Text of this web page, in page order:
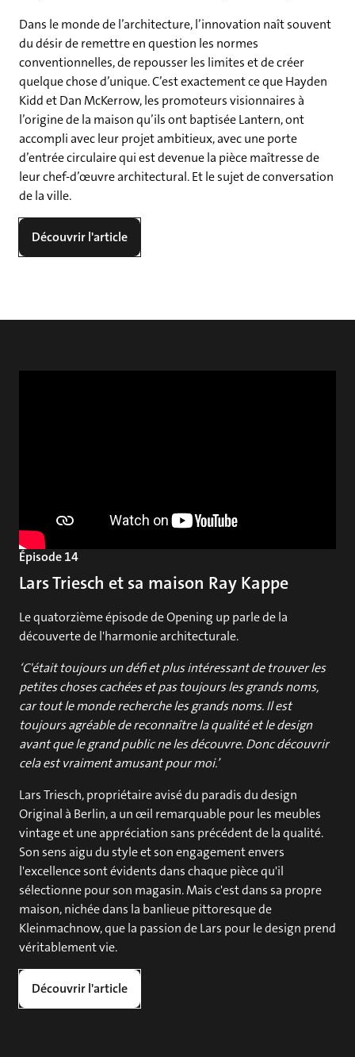
Dans le monde de l’architecture, l’innovation naît souvent
du désir de remettre en question les normes
conventionnelles, de repousser les limites et de créer
quelque chose d’unique. C’est exactement ce que Hayden
Kidd et Dan McKerrow, les promoteurs visionnaires à
l’origine de la maison qu’ils ont baptisée Lantern, ont
accompli avec leur projet ambitieux, avec une porte
d’entrée circulaire qui est devenue la pièce maîtresse de
leur chef-d’œuvre architectural. Et le sujet de conversation
de la ville.
Découvrir l'article
Épisode 14
Lars Triesch et sa maison Ray Kappe
Le quatorzième épisode de Opening up parle de la
découverte de l'harmonie architecturale.
‘C'était toujours un défi et plus intéressant de trouver les
petites choses cachées et pas toujours les grands noms,
car tout le monde recherche les grands noms. Il est
toujours agréable de reconnaître la qualité et le design
avant que le grand public ne les découvre. Donc découvrir
cela est vraiment amusant pour moi.’
Lars Triesch, propriétaire avisé du paradis du design
Original à Berlin, a un œil remarquable pour les meubles
vintage et une appréciation sans précédent de la qualité.
Son sens aigu du style et son engagement envers
l'excellence sont évidents dans chaque pièce qu'il
sélectionne pour son magasin. Mais c'est dans sa propre
maison, nichée dans la banlieue pittoresque de
Kleinmachnow, que la passion de Lars pour le design prend
véritablement vie.
Découvrir l'article